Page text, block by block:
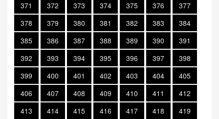
371
372 373 374 375 376
377
378
379 380 381 382 383
384
385
386 387 388 389 390
391
392
393 394 395 396 397
398
399
400 401 402 403 404
405
406
407 408 409 410 411
412
413
414 415 416 417 418 419